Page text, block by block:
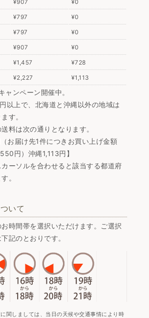
¥907 ¥0
¥797 ¥0
¥797 ¥0
¥907 ¥0
¥1,457 ¥728
¥2,227 ¥1,113
ャンペーン開催中。
以上で、北海道と沖縄以外の地域は
す。
料は次の通りとなります。
（お届け先1件につきお買い上げ金額
円）沖縄1,113円】
ーソルを合わせると該当する都道府
。
いて
時間帯を選択いただけます。ご選択
記のとおりです。
関しましては、当日の天候や交通事情により時